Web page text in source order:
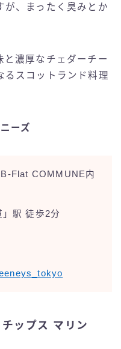
が、まったく臭みとか
と濃厚なチェダーチー
るスコットランド料理
ーズ
Flat COMMUNE内
駅 徒歩2分
チップス マリン